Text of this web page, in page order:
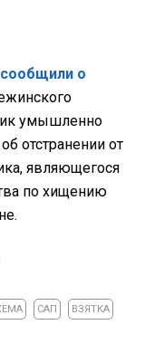
сообщили о
умышленно
отстранении от
являющегося
по хищению
САП ВЗЯТКА